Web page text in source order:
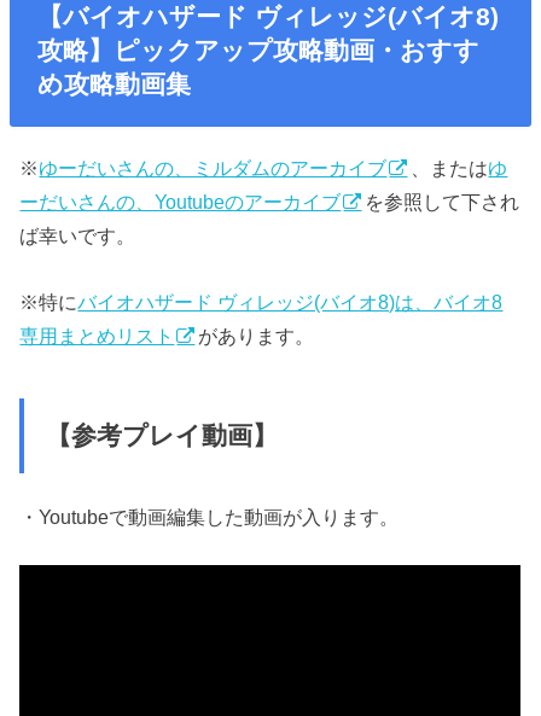
【バイオハザード ヴィレッジ(バイオ8)
攻略】ピックアップ攻略動画・おすす
め攻略動画集
※ゆーだいさんの、ミルダムのアーカイブ 、またはゆ
ーだいさんの、Youtubeのアーカイブ
を参照して下され
ば幸いです。
※特にバイオハザード ヴィレッジ(バイオ8)は、バイオ8
専用まとめリスト
があります。
【参考プレイ動画】
・Youtubeで動画編集した動画が入ります。